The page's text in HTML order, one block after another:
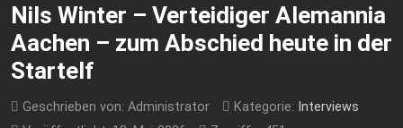
Nils Winter – Verteidiger Alemannia
Aachen – zum Abschied heute in der
Startelf
Geschrieben von: Administrator Kategorie: Interviews